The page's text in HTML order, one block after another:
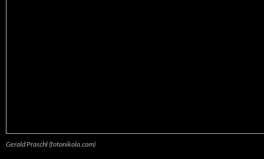
Gerald Praschl (fotonikola.com)